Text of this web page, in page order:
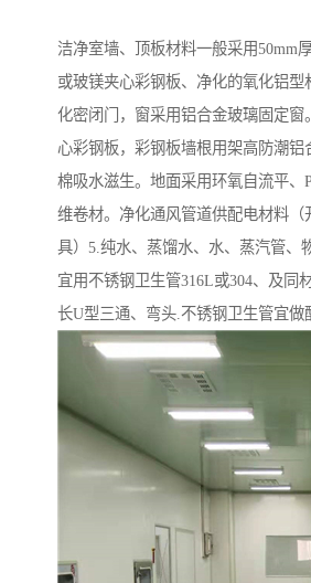
洁净室墙、顶板材料一般采用50mm
或玻镁夹心彩钢板、净化的氧化铝型
化密闭门，窗采用铝合金玻璃固定窗
心彩钢板，彩钢板墙根用架高防潮铝
棉吸水滋生。地面采用环氧自流平、
维卷材。净化通风管道供配电材料（
具）5.纯水、蒸馏水、水、蒸汽管、
宜用不锈钢卫生管316L或304、及同
长U型三通、弯头.不锈钢卫生管宜做